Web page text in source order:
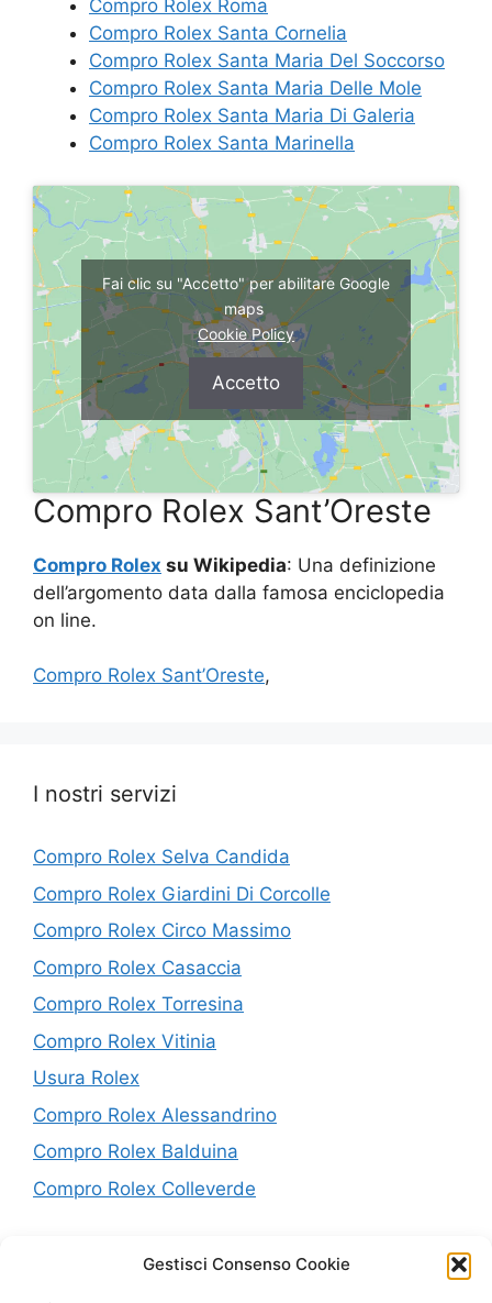
Gestisci Consenso Cookie
Compro Rolex Roma
Compro Rolex Santa Cornelia
Compro Rolex Santa Maria Del Soccorso
Compro Rolex Santa Maria Delle Mole
Compro Rolex Santa Maria Di Galeria
Compro Rolex Santa Marinella
Fai clic su "Accetto" per abilitare Google
maps
Cookie Policy
Accetto
Compro Rolex Sant’Oreste
Compro Rolex su Wikipedia: Una definizione
dell’argomento data dalla famosa enciclopedia
on line.
Compro Rolex Sant’Oreste,
I nostri servizi
Compro Rolex Selva Candida
Compro Rolex Giardini Di Corcolle
Compro Rolex Circo Massimo
Compro Rolex Casaccia
Compro Rolex Torresina
Compro Rolex Vitinia
Usura Rolex
Compro Rolex Alessandrino
Compro Rolex Balduina
Compro Rolex Colleverde
P.IVA: 10638441005